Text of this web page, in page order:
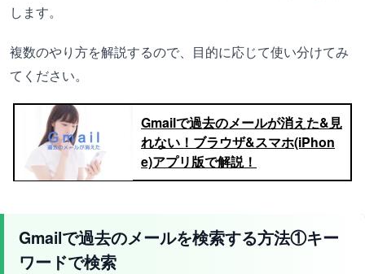
します。
複数のやり方を解説するので、目的に応じて使い分けてみ
てください。
Gmailで過去のメールが消えた&見
れない！ブラウザ&スマホ(iPhon
e)アプリ版で解説！
Gmailで過去のメールを検索する方法①キー
ワードで検索